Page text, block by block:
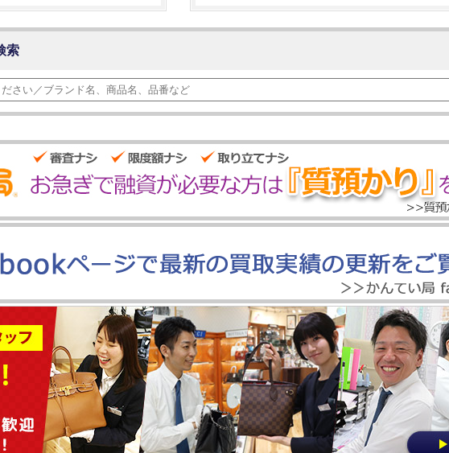
開中！【北名古屋】
在庫不足につき全モデルを高
細畑店【細畑】
る！？金具の色の種類別オス
シルバーの違いとは？見分け
】
索